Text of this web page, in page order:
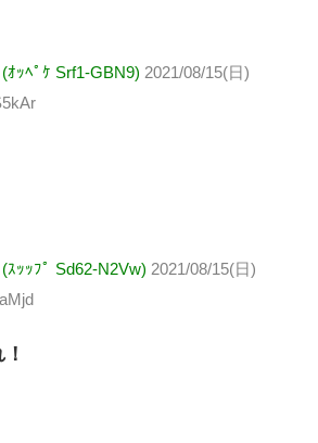
ｵｯﾍﾟｹ Srf1-GBN9) 2021/08/15(日)
ｽｯｯﾌﾟ Sd62-N2Vw) 2021/08/15(日)